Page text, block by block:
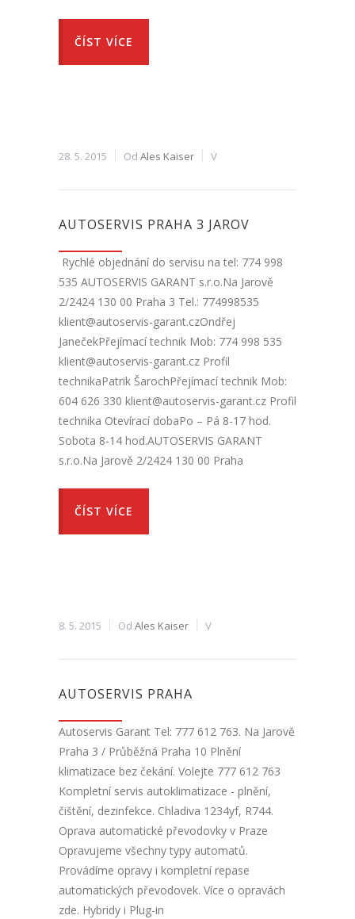
ČÍST VÍCE
28. 5. 2015 Od Ales Kaiser V
AUTOSERVIS PRAHA 3 JAROV
Rychlé objednání do servisu na tel: 774 998
535 AUTOSERVIS GARANT s.r.o.Na Jarově
2/2424 130 00 Praha 3 Tel.: 774998535
klient@autoservis-garant.czOndřej
JanečekPřejímací technik Mob: 774 998 535
klient@autoservis-garant.cz Profil
technikaPatrik ŠarochPřejímací technik Mob:
604 626 330 klient@autoservis-garant.cz Profil
technika Otevírací dobaPo – Pá 8-17 hod.
Sobota 8-14 hod.AUTOSERVIS GARANT
s.r.o.Na Jarově 2/2424 130 00 Praha
ČÍST VÍCE
8. 5. 2015 Od Ales Kaiser V
AUTOSERVIS PRAHA
Autoservis Garant Tel: 777 612 763. Na Jarově
Praha 3 / Průběžná Praha 10 Plnění
klimatizace bez čekání. Volejte 777 612 763
Kompletní servis autoklimatizace - plnění,
čištění, dezinfekce. Chladiva 1234yf, R744.
Oprava automatické převodovky v Praze
Opravujeme všechny typy automatů.
Provádíme opravy i kompletní repase
automatických převodovek. Více o opravách
zde. Hybridy i Plug-in